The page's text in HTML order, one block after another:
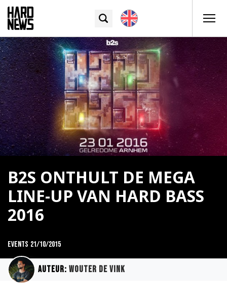
B2S ONTHULT DE MEGA
LINE-UP VAN HARD BASS
2016
Events 21/10/2015
Auteur: Wouter de Vink